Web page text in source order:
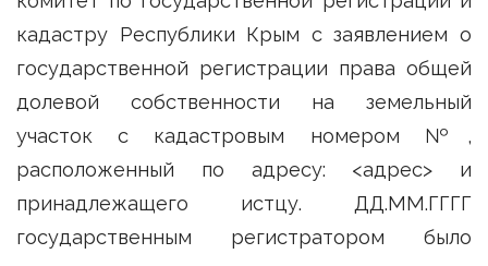
кадастру Республики Крым с заявлением о
государственной регистрации права общей
долевой собственности на земельный
участок с кадастровым номером №,
расположенный по адресу: <адрес> и
принадлежащего истцу. ДД.ММ.ГГГГ
государственным регистратором было